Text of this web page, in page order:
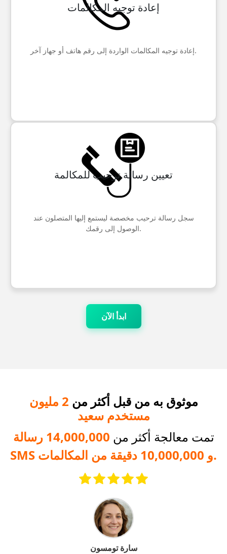
إعادة توجيه المكالمات
إعادة توجيه المكالمات الواردة إلى رقم هاتف أو جهاز آخر.
تعيين رسالة ترحيب للمكالمة
سجل رسالة ترحيب مخصصة ليستمع إليها المتصلون عند
الوصول إلى رقمك.
ابدأ الآن
موثوق به من قبل أكثر من
2 مليون
مستخدم سعيد
تمت معالجة أكثر من
14,000,000 رسالة
SMS و 10,000,000 دقيقة من المكالمات.
سارة تومسون